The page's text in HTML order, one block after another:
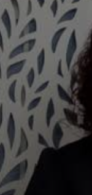
5) melhorar a
Através desses
autônomos,